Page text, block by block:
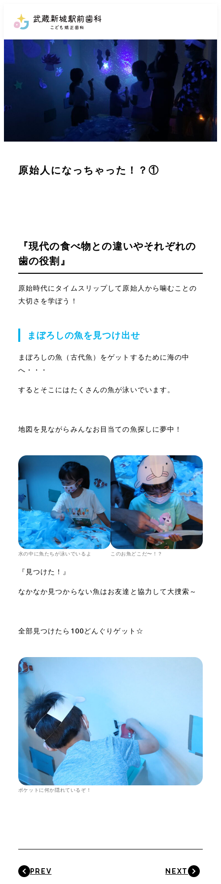
武蔵新城駅前歯科こども矯正歯科
原始人になっちゃった！？①
『現代の食べ物との違いやそれぞれの
歯の役割』
原始時代にタイムスリップして原始人から噛むことの
大切さを学ぼう！
まぼろしの魚を見つけ出せ
まぼろしの魚（古代魚）をゲットするために海の中
へ・・・
するとそこにはたくさんの魚が泳いでいます。
地図を見ながらみんなお目当ての魚探しに夢中！
水の中に魚たちが泳いでいるよ このお魚どこだ〜！？
『見つけた！』
なかなか見つからない魚はお友達と協力して大捜索～
全部見つけたら100どんぐりゲット☆
ポケットに何か隠れているぞ！
PREV NEXT
武蔵新城駅前歯科 こども矯正歯科
医院紹介
診療案内
一般歯科
こどもの矯正治
療
コラム
イベント情報
採用情報
診察時間 月・火・水・金・土 9時〜12時半および14時
FOLLOW ME
CLOSE